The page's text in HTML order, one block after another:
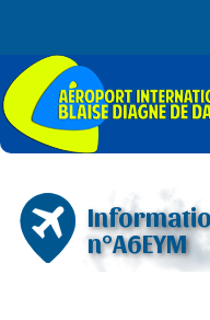
n°A6EYM